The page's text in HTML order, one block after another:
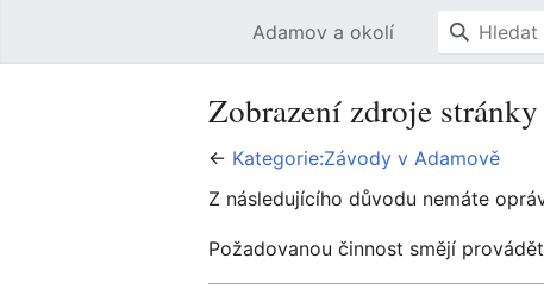
Adamov a okolí
Zobrazení zdroje
← Kategorie:Závody v Adamově
Z následujícího důvodu nemáte
Požadovanou činnost smějí